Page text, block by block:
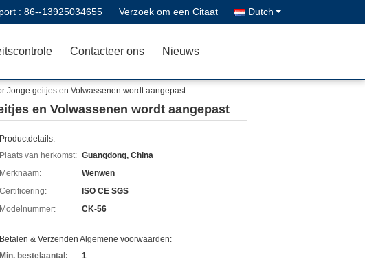
: 86--13925034655 Verzoek om een Citaat Dutch
Contacteer ons Nieuws
Jonge geitjes en Volwassenen wordt aangepast
en Volwassenen wordt aangepast
Productdetails:
Plaats van herkomst: Guangdong, China
Merknaam:
Wenwen
Certificering:
ISO CE SGS
Modelnummer:
CK-56
Betalen & Verzenden Algemene voorwaarden:
Min. bestelaantal:
1